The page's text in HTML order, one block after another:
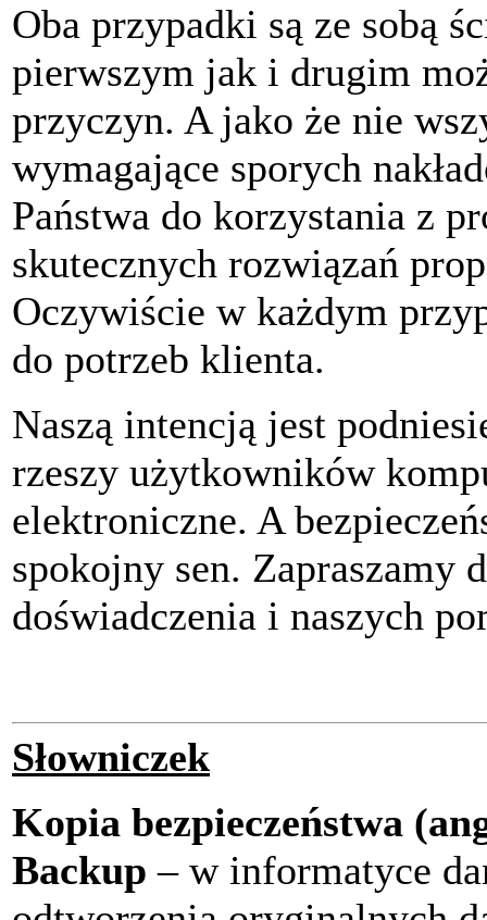
Oba przypadki są ze sobą
pierwszym jak i drugim
przyczyn. A jako że nie
wymagające sporych
Państwa do korzystania z
skutecznych rozwiązań
Oczywiście w każdym
do potrzeb klienta.
Naszą intencją jest
rzeszy użytkowników
elektroniczne. A
spokojny sen. Zapraszamy
doświadczenia i naszych
Słowniczek
Kopia bezpieczeństwa
Backup – w informatyce